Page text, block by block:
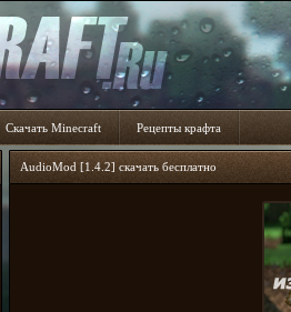
Скачать Minecraft Рецепты крафта
AudioMod [1.4.2] скачать бесплатно